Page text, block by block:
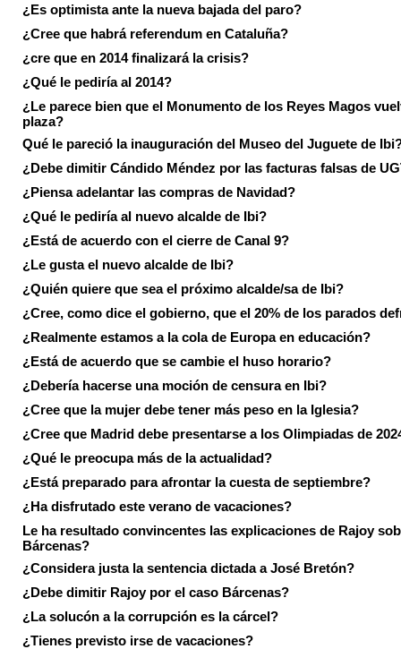
¿Es optimista ante la nueva bajada del paro?
¿Cree que habrá referendum en Cataluña?
¿cre que en 2014 finalizará la crisis?
¿Qué le pediría al 2014?
¿Le parece bien que el Monumento de los Reyes Magos
plaza?
Qué le pareció la inauguración del Museo del Juguete de
¿Debe dimitir Cándido Méndez por las facturas falsas de
¿Piensa adelantar las compras de Navidad?
¿Qué le pediría al nuevo alcalde de Ibi?
¿Está de acuerdo con el cierre de Canal 9?
¿Le gusta el nuevo alcalde de Ibi?
¿Quién quiere que sea el próximo alcalde/sa de Ibi?
¿Cree, como dice el gobierno, que el 20% de los parados
¿Realmente estamos a la cola de Europa en educación?
¿Está de acuerdo que se cambie el huso horario?
¿Debería hacerse una moción de censura en Ibi?
¿Cree que la mujer debe tener más peso en la Iglesia?
¿Cree que Madrid debe presentarse a los Olimpiadas de
¿Qué le preocupa más de la actualidad?
¿Está preparado para afrontar la cuesta de septiembre?
¿Ha disfrutado este verano de vacaciones?
Le ha resultado convincentes las explicaciones de Rajoy
Bárcenas?
¿Considera justa la sentencia dictada a José Bretón?
¿Debe dimitir Rajoy por el caso Bárcenas?
¿La solucón a la corrupción es la cárcel?
¿Tienes previsto irse de vacaciones?